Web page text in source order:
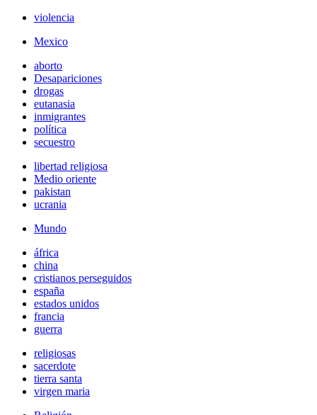
violencia
Mexico
aborto
Desapariciones
drogas
eutanasia
inmigrantes
política
secuestro
libertad religiosa
Medio oriente
pakistan
ucrania
Mundo
áfrica
china
cristianos perseguidos
españa
estados unidos
francia
guerra
religiosas
sacerdote
tierra santa
virgen maria